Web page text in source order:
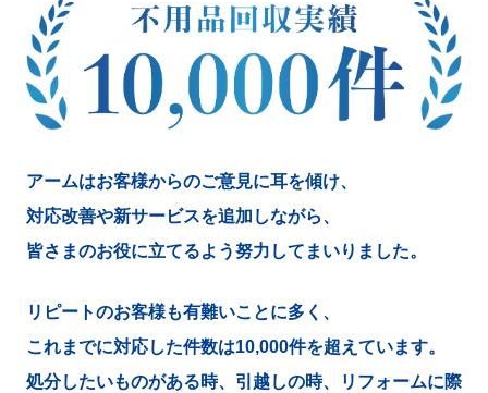
アームはお客様からのご意見に耳を傾け、
対応改善や新サービスを追加しながら、
皆さまのお役に立てるよう努力してまいりました。
リピートのお客様も有難いことに多く、
これまでに対応した件数は10,000件を超えています。
処分したいものがある時、引越しの時、リフォームに際